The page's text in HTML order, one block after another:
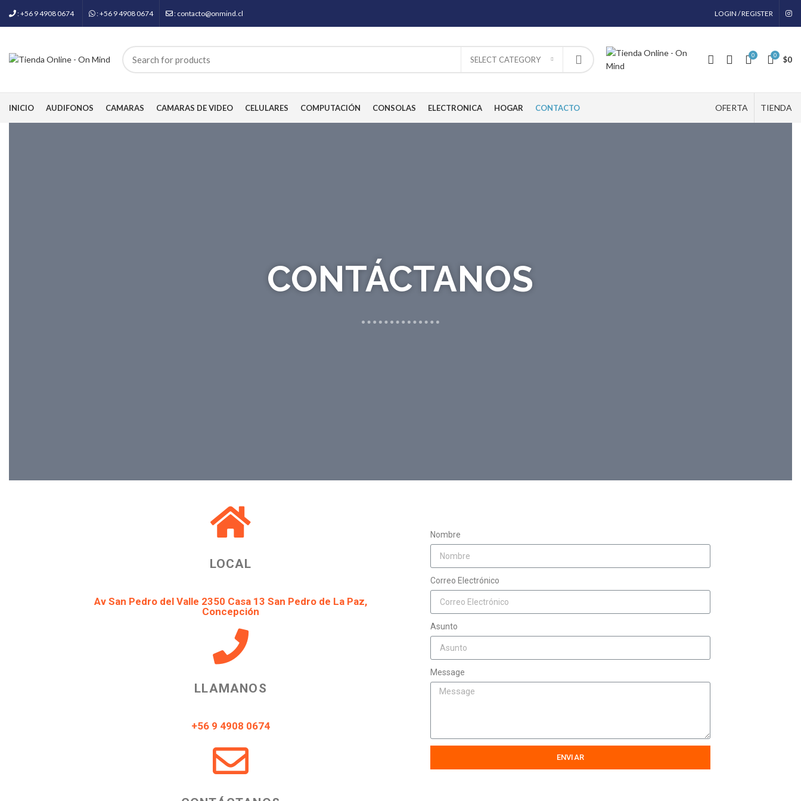
: +56 9 4908 0674 : +56 9 4908 0674 : contacto@onmind.cl LOGIN / REGISTER
SELECT CATEGORY 0 0 $0
INICIO AUDIFONOS CAMARAS CAMARAS DE VIDEO CELULARES COMPUTACIÓN CONSOLAS ELECTRONICA HOGAR CONTACTO OFERTA TIENDA
CONTÁCTANOS
LOCAL
Av San Pedro del Valle 2350 Casa 13 San Pedro de La Paz,
Concepción
LLAMANOS
+56 9 4908 0674
Nombre
Correo Electrónico
Asunto
Message
ENVIAR